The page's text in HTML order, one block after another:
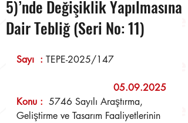
5)’nde Değişiklik Yapılmasına
Dair Tebliğ (Seri No: 11)
Sayı  : TEPE-2025/147
                     	         05.09.2025
Konu : 5746 Sayılı Araştırma,
Geliştirme ve Tasarım Faaliyetlerinin